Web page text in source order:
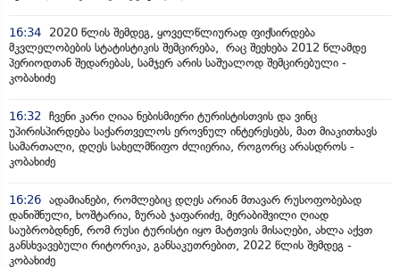
16:34
2020 წლის შემდეგ, ყოველწლიურად ფიქსირდება
მკვლელობების სტატისტიკის შემცირება, რაც შეეხება 2012 წლამდე
პერიოდთან შედარებას, სამჯერ არის საშუალოდ შემცირებული -
კობახიძე
16:32
ჩვენი კარი ღიაა ნებისმიერი ტურისტისთვის და ვინც
უპირისპირდება საქართველოს ეროვნულ ინტერესებს, მათ მიაკითხავს
სამართალი, დღეს სახელმწიფო ძლიერია, როგორც არასდროს -
კობახიძე
16:26 ადამიანები, რომლებიც დღეს არიან მთავარ რუსოფობებად
დანიშნული, ხოშტარია, ზურაბ ჯაფარიძე, მერაბიშვილი ღიად
საუბრობდნენ, რომ რუსი ტურისტი იყო მატთვის მისაღები, ახლა აქვთ
განსხვავებული რიტორიკა, განსაკუთრებით, 2022 წლის შემდეგ -
კობახიძე